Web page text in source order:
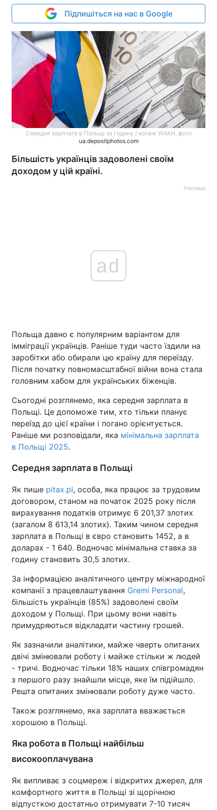
Підпишіться на нас в Google
Середня зарплата в Польщі за годину / колаж УНІАН, фото
ua.depositphotos.com
Більшість українців задоволені своїм
доходом у цій країні.
Реклама
ad
Польща давно є популярним варіантом для
імміграції українців. Раніше туди часто їздили на
заробітки або обирали цю країну для переїзду.
Після початку повномасштабної війни вона стала
головним хабом для українських біженців.
Сьогодні розглянемо, яка середня зарплата в
Польщі. Це допоможе тим, хто тільки планує
переїзд до цієї країни і погано орієнтується.
Раніше ми розповідали, яка мінімальна зарплата
в Польщі 2025.
Середня зарплата в Польщі
Як пише pitax.pl, особа, яка працює за трудовим
договором, станом на початок 2025 року після
вирахування податків отримує 6 201,37 злотих
(загалом 8 613,14 злотих). Таким чином середня
зарплата в Польщі в євро становить 1452, а в
доларах - 1 640. Водночас мінімальна ставка за
годину становить 30,5 злотих.
За інформацією аналітичного центру міжнародної
компанії з працевлаштування Gremi Personal,
більшість українців (85%) задоволені своїм
доходом у Польщі. При цьому вони навіть
примудряються відкладати частину грошей.
Як зазначили аналітики, майже чверть опитаних
двічі змінювали роботу і майже стільки ж людей
- тричі. Водночас тільки 18% наших співгромадян
з першого разу знайшли місце, яке їм підійшло.
Решта опитаних змінювали роботу дуже часто.
Також розглянемо, яка зарплата вважається
хорошою в Польщі.
Яка робота в Польщі найбільш
високооплачувана
Як випливає з соцмереж і відкритих джерел, для
комфортного життя в Польщі зі щорічною
відпусткою достатньо отримувати 7-10 тисяч